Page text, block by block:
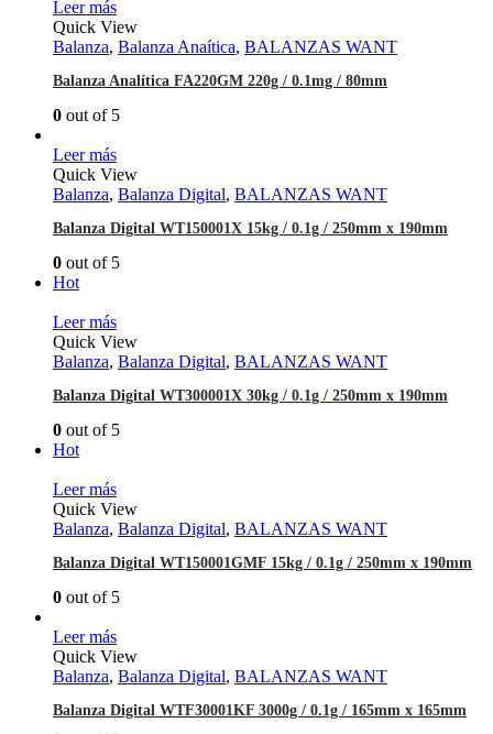
Leer más
Quick View
Balanza, Balanza Anaítica, BALANZAS WANT
Balanza Analítica FA220GM 220g / 0.1mg / 80mm
0 out of 5
Leer más
Quick View
Balanza, Balanza Digital, BALANZAS WANT
Balanza Digital WT150001X 15kg / 0.1g / 250mm x 190mm
0 out of 5
Hot
Leer más
Quick View
Balanza, Balanza Digital, BALANZAS WANT
Balanza Digital WT300001X 30kg / 0.1g / 250mm x 190mm
0 out of 5
Hot
Leer más
Quick View
Balanza, Balanza Digital, BALANZAS WANT
Balanza Digital WT150001GMF 15kg / 0.1g / 250mm x 190mm
0 out of 5
Leer más
Quick View
Balanza, Balanza Digital, BALANZAS WANT
Balanza Digital WTF30001KF 3000g / 0.1g / 165mm x 165mm